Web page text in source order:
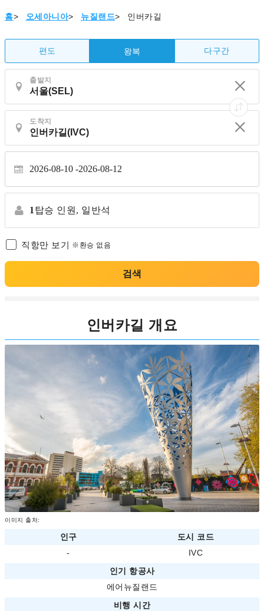
홈> 오세아니아> 뉴질랜드> 인버카길
편도 왕복 다구간
출발지
도착지
2026-08-10 2026-08-12
1 탑승 인원, 일반석
직항만 보기 ※환승 없음
검색
인버카길 개요
이미지 출처:
인구
도시 코드
-
IVC
인기 항공사
에어뉴질랜드
비행 시간